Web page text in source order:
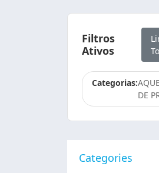
Filtros
Ativos
Categorias:
DE
Categories